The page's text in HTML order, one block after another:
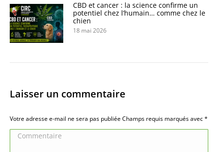
CBD et cancer : la science confirme un
potentiel chez l’humain… comme chez le
chien
18 mai 2026
Laisser un commentaire
Votre adresse e-mail ne sera pas publiée Champs requis marqués avec*
Commentaire